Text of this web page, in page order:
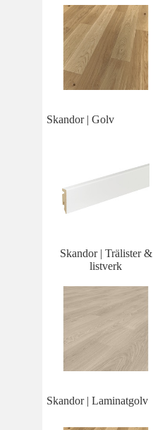
Skandor | Golv
Skandor | Trälister &
listverk
Skandor | Laminatgolv